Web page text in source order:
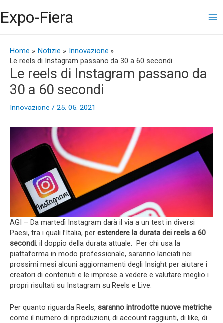
al
contenuto
Expo-Fiera
Home Notizie
Innovazione
Le reels di Instagram passano da 30 a 60 secondi
Le reels di Instagram passano da
30 a 60 secondi
Innovazione / 25. 05. 2021
AGI – Da martedì Instagram darà il via a un test in diversi
Paesi, tra i quali l’Italia, per estendere la durata dei reels a 60
secondi: il doppio della durata attuale. Per chi usa la
piattaforma in modo professionale, saranno lanciati nei
prossimi mesi alcuni aggiornamenti degli Insight per aiutare i
creatori di contenuti e le imprese a vedere e valutare meglio i
propri risultati su Instagram su Reels e Live.
Per quanto riguarda Reels, saranno introdotte nuove metriche
come il numero di riproduzioni, di account raggiunti, di like, di
articoli